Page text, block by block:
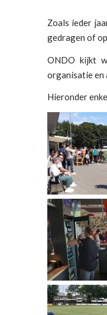
Zoals ieder
gedragen of
ONDO kijkt
organisatie en
Hieronder